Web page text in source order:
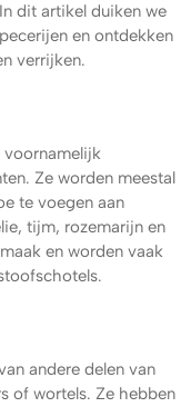
dit artikel duiken we
en ontdekken
verrijken.
voornamelijk
Ze worden meestal
te voegen aan
tijm, rozemarijn en
en worden vaak
andere delen van
of wortels. Ze hebben